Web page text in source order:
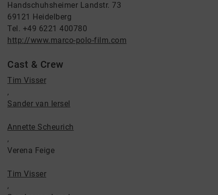
Handschuhsheimer Landstr. 73
69121 Heidelberg
Tel. +49 6221 400780
http://www.marco-polo-film.com
Cast & Crew
Tim Visser
,
Sander van Iersel
Annette Scheurich
,
Verena Feige
Tim Visser
,